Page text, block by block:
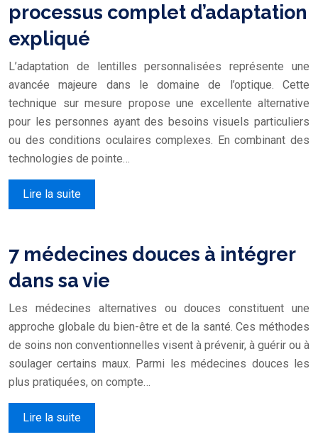
processus complet d’adaptation
expliqué
L’adaptation de lentilles personnalisées représente une
avancée majeure dans le domaine de l’optique. Cette
technique sur mesure propose une excellente alternative
pour les personnes ayant des besoins visuels particuliers
ou des conditions oculaires complexes. En combinant des
technologies de pointe…
Lire la suite
7 médecines douces à intégrer
dans sa vie
Les médecines alternatives ou douces constituent une
approche globale du bien-être et de la santé. Ces méthodes
de soins non conventionnelles visent à prévenir, à guérir ou à
soulager certains maux. Parmi les médecines douces les
plus pratiquées, on compte…
Lire la suite